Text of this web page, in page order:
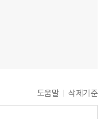
도움말 삭제기준